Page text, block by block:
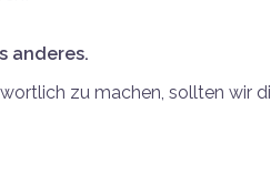
anderes.
zu machen, sollten wir